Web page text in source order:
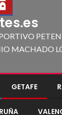
MACHADO
GETAFE